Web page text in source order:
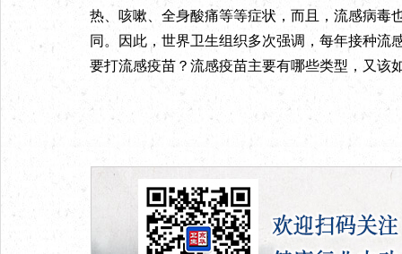
热、咳嗽、全身酸痛等等症状，而且，流感病毒
同。因此，世界卫生组织多次强调，每年接种流
要打流感疫苗？流感疫苗主要有哪些类型，又该